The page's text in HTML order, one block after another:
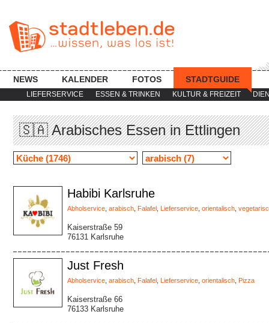
LIEFERSERVICE ESSEN & TRINKEN KULTUR & FREIZEIT
NEWS KALENDER FOTOS STADTGUIDE
🇸🇦 Arabisches Essen in Ettlingen
Habibi Karlsruhe
Abholservice arabisch Falafel Lieferservice orientalisch
Kaiserstraße 59
76131 Karlsruhe
Just Fresh
Abholservice arabisch Falafel Lieferservice orientalisch Pizza
Kaiserstraße 66
76133 Karlsruhe